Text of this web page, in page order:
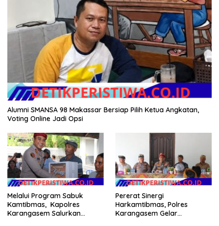
Alumni SMANSA 98 Makassar Bersiap Pilih Ketua Angkatan,
Voting Online Jadi Opsi
Melalui Program Sabuk
Kamtibmas, Kapolres
Karangasem Salurkan
Pererat Sinergi
Harkamtibmas, Polres
Karangasem Gelar